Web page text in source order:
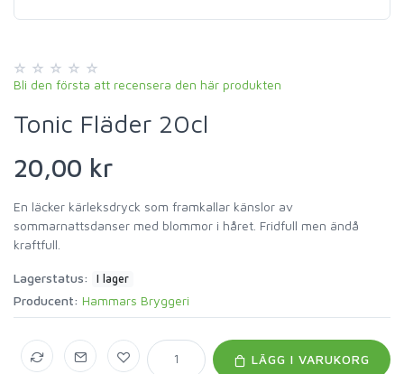
Bli den första att recensera den här produkten
Tonic Fläder 20cl
20,00 kr
En läcker kärleksdryck som framkallar känslor av
sommarnattsdanser med blommor i håret. Fridfull men ändå
kraftfull.
Lagerstatus: I lager
Producent: Hammars Bryggeri
LÄGG I VARUKORG